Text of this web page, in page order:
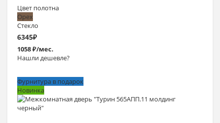
Цвет полотна
Орех
Стекло
6345₽
1058 ₽/мес.
Нашли дешевле?
Фурнитура в подарок
Новинка
Выбрать >